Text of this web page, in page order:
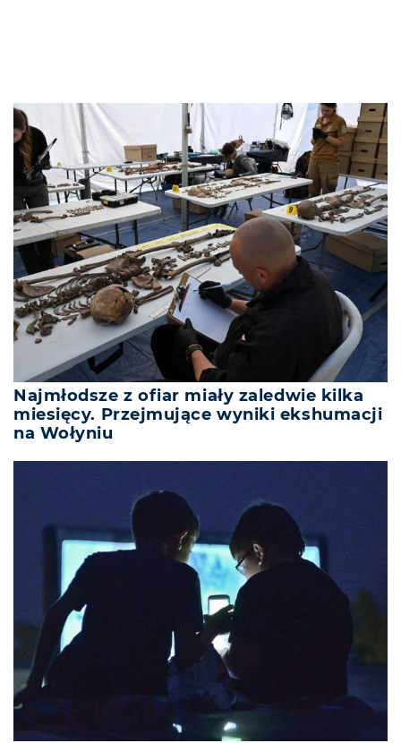
Najmłodsze z ofiar miały zaledwie kilka
miesięcy. Przejmujące wyniki ekshumacji
na Wołyniu